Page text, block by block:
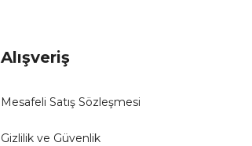
Alışveriş
Mesafeli Satış Sözleşmesi
Gizlilik ve Güvenlik